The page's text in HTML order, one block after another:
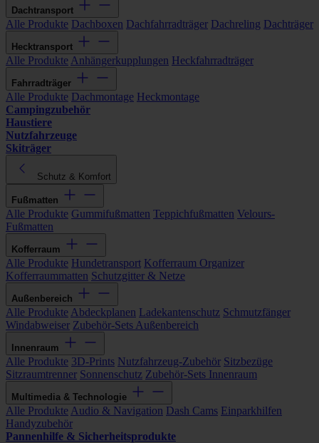
Dachtransport
Alle Produkte Dachboxen Dachfahrradträger Dachreling Dachträger
Hecktransport
Alle Produkte Anhängerkupplungen Heckfahrradträger
Fahrradträger
Alle Produkte Dachmontage Heckmontage
Campingzubehör
Haustiere
Nutzfahrzeuge
Skiträger
Schutz & Komfort
Fußmatten
Alle Produkte Gummifußmatten Teppichfußmatten Velours-
Fußmatten
Kofferraum
Alle Produkte Hundetransport Kofferraum Organizer
Kofferraummatten Schutzgitter & Netze
Außenbereich
Alle Produkte Abdeckplanen Ladekantenschutz Schmutzfänger
Windabweiser Zubehör-Sets Außenbereich
Innenraum
Alle Produkte 3D-Prints Nutzfahrzeug-Zubehör Sitzbezüge
Sitzraumtrenner Sonnenschutz Zubehör-Sets Innenraum
Multimedia & Technologie
Alle Produkte Audio & Navigation Dash Cams Einparkhilfen
Handyzubehör
Pannenhilfe & Sicherheitsprodukte